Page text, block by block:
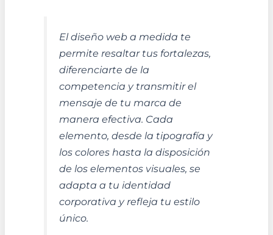
El diseño web a medida te
permite resaltar tus fortalezas,
diferenciarte de la
competencia y transmitir el
mensaje de tu marca de
manera efectiva. Cada
elemento, desde la tipografía y
los colores hasta la disposición
de los elementos visuales, se
adapta a tu identidad
corporativa y refleja tu estilo
único.